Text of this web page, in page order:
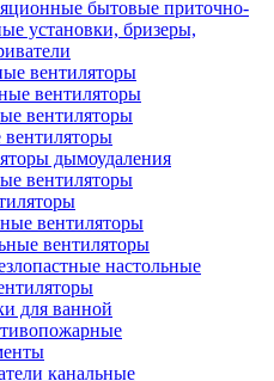
бытовые приточно-
установки, бризеры,
вентиляторы
вентиляторы
вентиляторы
дымоудаления
вентиляторы
вентиляторы
вентиляторы
настольные
для ванной
канальные